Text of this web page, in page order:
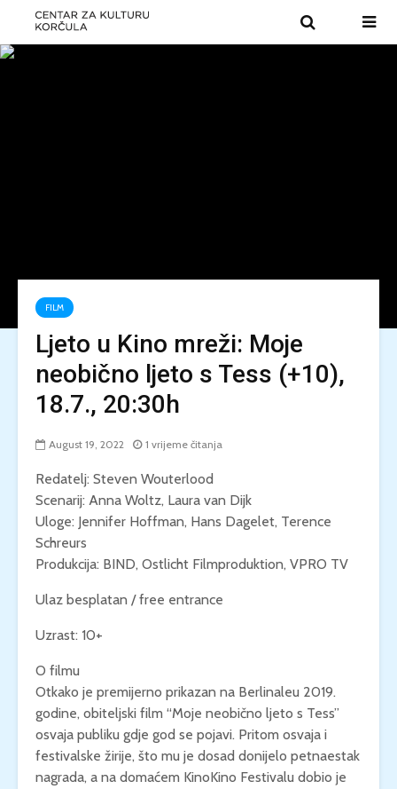
FILM
Ljeto u Kino mreži: Moje
neobično ljeto s Tess (+10),
18.7., 20:30h
August 19, 2022 1 vrijeme čitanja
Redatelj: Steven Wouterlood
Scenarij: Anna Woltz, Laura van Dijk
Uloge: Jennifer Hoffman, Hans Dagelet, Terence
Schreurs
Produkcija: BIND, Ostlicht Filmproduktion, VPRO TV
Ulaz besplatan / free entrance
Uzrast: 10+
O filmu
Otkako je premijerno prikazan na Berlinaleu 2019.
godine, obiteljski film “Moje neobično ljeto s Tess”
osvaja publiku gdje god se pojavi. Pritom osvaja i
festivalske žirije, što mu je dosad donijelo petnaestak
nagrada, a na domaćem KinoKino Festivalu dobio je